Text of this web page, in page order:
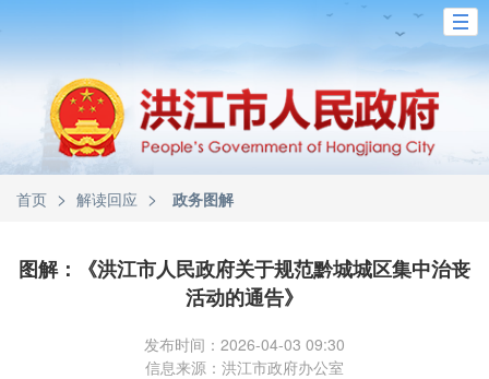
首页 > 解读回应 > 政务图解
图解：《洪江市人民政府关于规范黔城城区集中治丧
活动的通告》
发布时间：2026-04-03 09:30
信息来源：洪江市政府办公室